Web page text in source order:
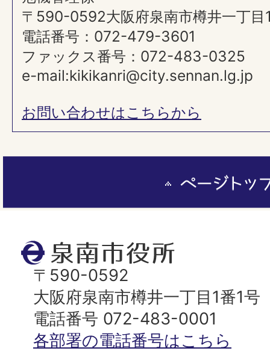
〒590-0592大阪府泉南市樽井一丁目
電話番号：072-479-3601
ファックス番号：072-483-0325
e-mail:kikikanri@city.sennan.lg.jp
お問い合わせはこちらから
泉
南
市
役
所
〒590-0592
大阪府泉南市樽井一丁目1番1号
電話番号 072-483-0001
各部署の電話番号はこちら